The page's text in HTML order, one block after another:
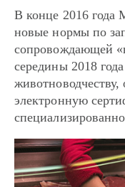
В конце 2016 года
новые нормы по
сопровождающей
середины 2018
животноводчеству,
электронную